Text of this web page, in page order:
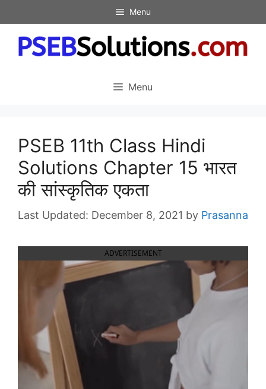
to
content
Menu
Menu
PSEB 11th Class Hindi
Solutions Chapter 15 भारत
की सांस्कृतिक एकता
December 8, 2021 by Prasanna
ADVERTISEMENT